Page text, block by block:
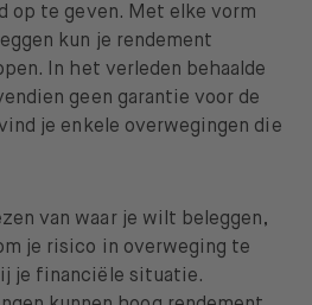
op te geven. Met elke vorm
kun je rendement
In het verleden behaalde
geen garantie voor de
je enkele overwegingen die
van waar je wilt beleggen,
je risico in overweging te
je financiële situatie.